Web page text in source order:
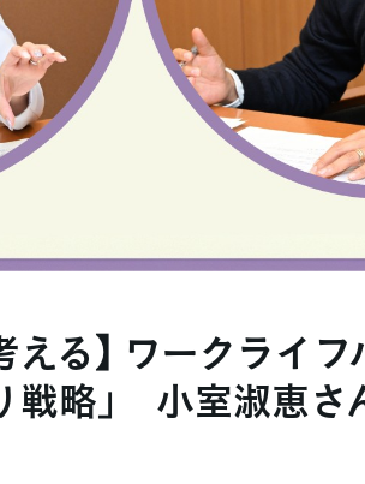
る】 ワークライフ
戦略」 小室淑恵